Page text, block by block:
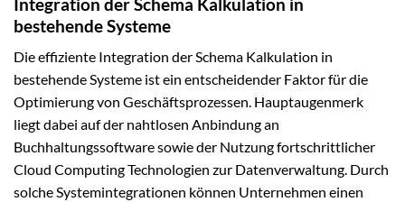
bestehende Systeme
Die effiziente Integration der Schema Kalkulation in
bestehende Systeme ist ein entscheidender Faktor für die
Optimierung von Geschäftsprozessen. Hauptaugenmerk
liegt dabei auf der nahtlosen Anbindung an
Buchhaltungssoftware sowie der Nutzung fortschrittlicher
Cloud Computing Technologien zur Datenverwaltung. Durch
solche Systemintegrationen können Unternehmen einen